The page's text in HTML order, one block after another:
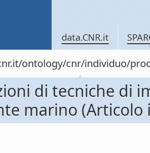
data.CNR.it
ontology/cnr/individuo/
di tecniche di
marino (Articolo